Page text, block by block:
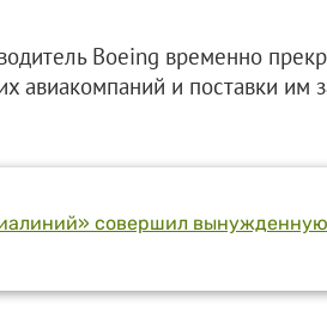
Boeing временно
авиакомпаний и поставки им
совершил